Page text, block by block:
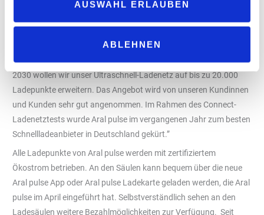
AUSWAHL ERLAUBEN
ABLEHNEN
Wattenscheid. Wir haben bereits rund 2.700 Ladepunkte an bald
400 Standorten am Netz und planen weiteren Ausbau”, kündigt
Alexander Junge, Aral Vorstand für Elektromobilität, an. “Bis
2030 wollen wir unser Ultraschnell-Ladenetz auf bis zu 20.000
Ladepunkte erweitern. Das Angebot wird von unseren Kundinnen
und Kunden sehr gut angenommen. Im Rahmen des Connect-
Ladenetztests wurde Aral pulse im vergangenen Jahr zum besten
Schnellladeanbieter in Deutschland gekürt.”
Alle Ladepunkte von Aral pulse werden mit zertifiziertem
Ökostrom betrieben. An den Säulen kann bequem über die neue
Aral pulse App oder Aral pulse Ladekarte geladen werden, die Aral
pulse im April eingeführt hat. Selbstverständlich sehen an den
Ladesäulen weitere Bezahlmöglichkeiten zur Verfügung. Seit